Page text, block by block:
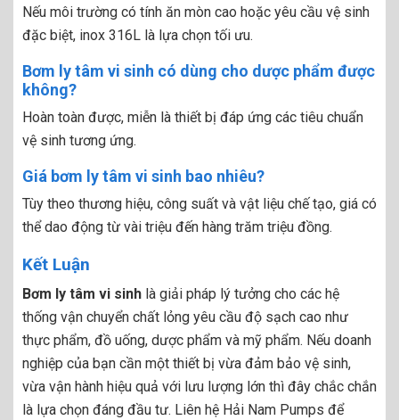
Nếu môi trường có tính ăn mòn cao hoặc yêu cầu vệ sinh
đặc biệt, inox 316L là lựa chọn tối ưu.
Bơm ly tâm vi sinh có dùng cho dược phẩm được
không?
Hoàn toàn được, miễn là thiết bị đáp ứng các tiêu chuẩn
vệ sinh tương ứng.
Giá bơm ly tâm vi sinh bao nhiêu?
Tùy theo thương hiệu, công suất và vật liệu chế tạo, giá có
thể dao động từ vài triệu đến hàng trăm triệu đồng.
Kết Luận
Bơm ly tâm vi sinh là giải pháp lý tưởng cho các hệ
thống vận chuyển chất lỏng yêu cầu độ sạch cao như
thực phẩm, đồ uống, dược phẩm và mỹ phẩm. Nếu doanh
nghiệp của bạn cần một thiết bị vừa đảm bảo vệ sinh,
vừa vận hành hiệu quả với lưu lượng lớn thì đây chắc chắn
là lựa chọn đáng đầu tư. Liên hệ Hải Nam Pumps để